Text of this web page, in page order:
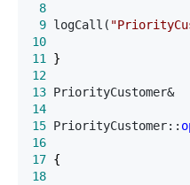
8
9 logCall( "
10
11
12
13
14
15 PriorityCustomer::
16
17
18